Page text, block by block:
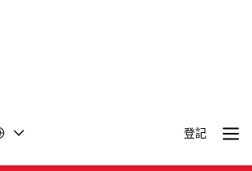
登記